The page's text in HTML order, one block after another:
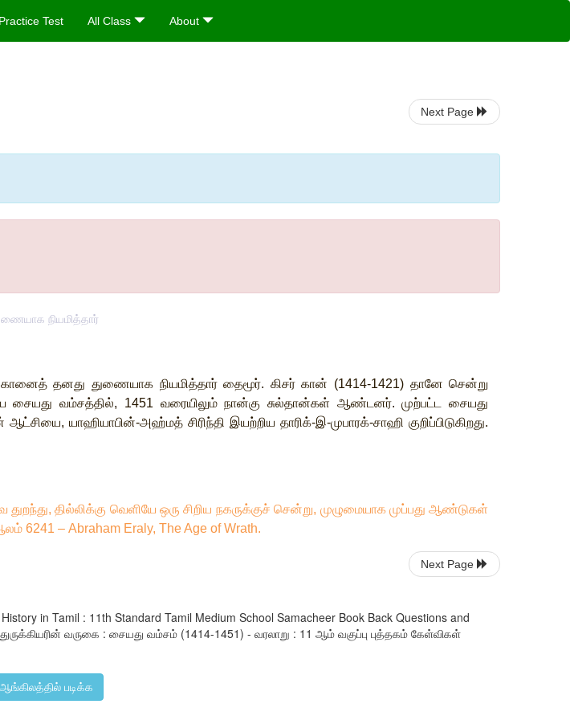
Practice Test All Class About
Next Page
நியமித்தார்
கானைத் தனது துணையாக நியமித்தார் தைமூர். கிசர் கான் (1414-1421) தானே சென்று
சையது வம்சத்தில், 1451 வரையிலும் நான்கு சுல்தான்கள் ஆண்டனர்.முற்பட்ட
சையது
ஆட்சியை, யாஹியாபின்-அஹ்மத் சிரிந்தி இயற்றிய தாரிக்-இ-முபாரக்-சாஹி குறிப்பிடுகிறது.
துறந்து,தில்லிக்கு வெளியே ஒரு சிறிய நகருக்குச் சென்று, முழுமையாக முப்பது ஆண்டுகள்
6241 – Abraham Eraly, The Age of Wrath.
Next Page
in Tamil : 11th Standard Tamil Medium School Samacheer Book Back Questions and
வருகை : சையது வம்சம் (1414-1451) - வரலாறு : 11 ஆம் வகுப்பு புத்தகம் கேள்விகள்
படிக்க